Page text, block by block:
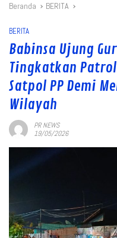
Beranda BERITA
BERITA
Babinsa Ujung
Tingkatkan
Satpol PP Demi
Wilayah
PR NEWS
19/05/2026